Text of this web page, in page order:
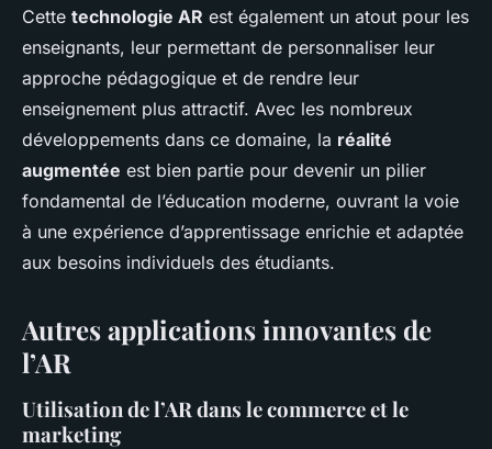
Cette technologie AR est également un atout pour les
enseignants, leur permettant de personnaliser leur
approche pédagogique et de rendre leur
enseignement plus attractif. Avec les nombreux
développements dans ce domaine, la réalité
augmentée est bien partie pour devenir un pilier
fondamental de l’éducation moderne, ouvrant la voie
à une expérience d’apprentissage enrichie et adaptée
aux besoins individuels des étudiants.
Autres applications innovantes de
l’AR
Utilisation de l’AR dans le commerce et le
marketing